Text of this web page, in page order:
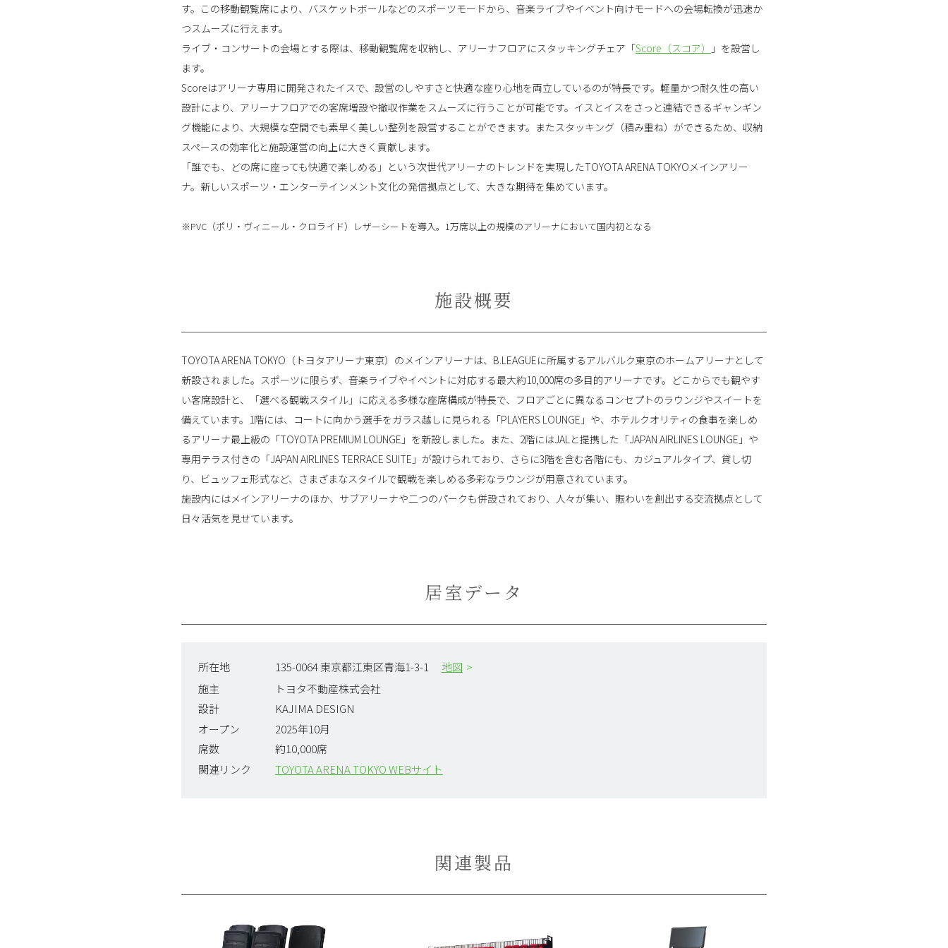
す。この移動観覧席により、バスケットボールなどのスポーツモードから、音楽ライブやイベント向けモードへの会場転換が迅速か
つスムーズに行えます。
ライブ・コンサートの会場とする際は、移動観覧席を収納し、アリーナフロアにスタッキングチェア「Score（スコア）
」を設営し
ます。
Scoreはアリーナ専用に開発されたイスで、設営のしやすさと快適な座り心地を両立しているのが特長です。軽量かつ耐久性の高い
設計により、アリーナフロアでの客席増設や撤収作業をスムーズに行うことが可能です。イスとイスをさっと連結できるギャンギン
グ機能により、大規模な空間でも素早く美しい整列を設営することができます。またスタッキング（積み重ね）ができるため、収納
スペースの効率化と施設運営の向上に大きく貢献します。
「誰でも、どの席に座っても快適で楽しめる」という次世代アリーナのトレンドを実現したTOYOTA ARENA TOKYOメインアリー
ナ。新しいスポーツ・エンターテインメント文化の発信拠点として、大きな期待を集めています。
※PVC（ポリ・ヴィニール・クロライド）レザーシートを導入。1万席以上の規模のアリーナにおいて国内初となる
施設概要
TOYOTA ARENA TOKYO（トヨタアリーナ東京）のメインアリーナは、B.LEAGUEに所属するアルバルク東京のホームアリーナとして
新設されました。スポーツに限らず、音楽ライブやイベントに対応する最大約10,000席の多目的アリーナです。どこからでも観やす
い客席設計と、「選べる観戦スタイル」に応える多様な座席構成が特長で、フロアごとに異なるコンセプトのラウンジやスイートを
備えています。1階には、コートに向かう選手をガラス越しに見られる「PLAYERS LOUNGE」や、ホテルクオリティの食事を楽しめ
るアリーナ最上級の「TOYOTA PREMIUM LOUNGE」を新設しました。また、2階にはJALと提携した「JAPAN AIRLINES LOUNGE」や
専用テラス付きの「JAPAN AIRLINES TERRACE SUITE」が設けられており、さらに3階を含む各階にも、カジュアルタイプ、貸し切
り、ビュッフェ形式など、さまざまなスタイルで観戦を楽しめる多彩なラウンジが用意されています。
施設内にはメインアリーナのほか、サブアリーナや二つのパークも併設されており、人々が集い、賑わいを創出する交流拠点として
日々活気を見せています。
居室データ
所在地 135-0064 東京都江東区青海1-3-1
地図
施主
トヨタ不動産株式会社
設計
KAJIMA DESIGN
オープン
2025年10月
席数
約10,000席
関連リンク
TOYOTA ARENA TOKYO WEBサイト
関連製品